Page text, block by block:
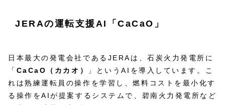
JERAの運転支援AI「CaCaO」
日本最大の発電会社であるJERAは、石炭火力発電所に
「 CaCaO（カカオ）
」というAIを導入しています。こ
れは熟練運転員の操作を学習し、燃料コストを最小化す
る操作をAIが提案するシステムで、碧南火力発電所など